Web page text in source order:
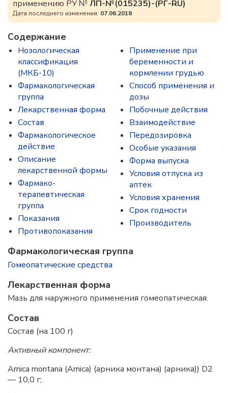
применению РУ № ЛП-№(015235)-(РГ-RU)
Дата последнего изменения: 07.06.2018
Содержание
Нозологическая
классификация
(МКБ-10)
Фармакологическая
группа
Лекарственная форма
Состав
Фармакологическое
действие
Описание
лекарственной формы
Фармако-
терапевтическая
группа
Показания
Противопоказания
Применение при
беременности и
кормлении грудью
Способ применения и
дозы
Побочные действия
Взаимодействие
Передозировка
Особые указания
Форма выпуска
Условия отпуска из
аптек
Условия хранения
Срок годности
Производитель
Фармакологическая группа
Гомеопатические средства
Лекарственная форма
Мазь для наружного применения гомеопатическая.
Состав
Состав (на 100 г)
Активный компонент:
Arnica montana (Arnica) (арника монтана) (арника)) D2
— 10,0 г;